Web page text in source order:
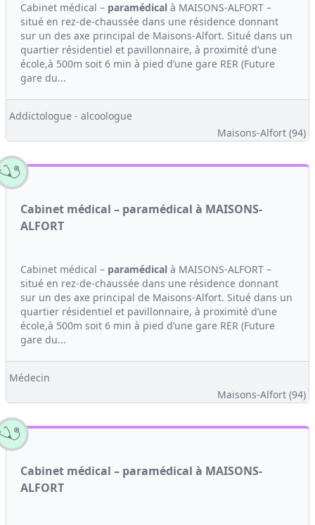
Cabinet médical – paramédical à MAISONS-ALFORT –
situé en rez-de-chaussée dans une résidence donnant
sur un des axe principal de Maisons-Alfort. Situé dans un
quartier résidentiel et pavillonnaire, à proximité d’une
école,à 500m soit 6 min à pied d’une gare RER (Future
gare du...
Addictologue - alcoologue
Maisons-Alfort (94)
Cabinet médical – paramédical à MAISONS-
ALFORT
Cabinet médical – paramédical à MAISONS-ALFORT –
situé en rez-de-chaussée dans une résidence donnant
sur un des axe principal de Maisons-Alfort. Situé dans un
quartier résidentiel et pavillonnaire, à proximité d’une
école,à 500m soit 6 min à pied d’une gare RER (Future
gare du...
Médecin
Maisons-Alfort (94)
Cabinet médical – paramédical à MAISONS-
ALFORT